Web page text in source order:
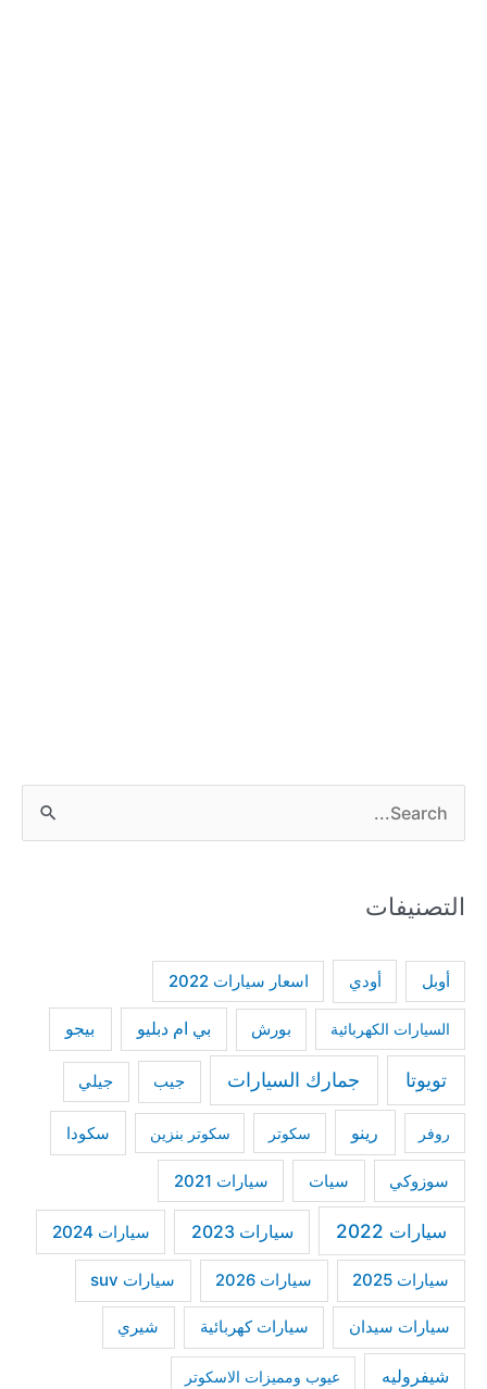
e
r
f
o
:
التصنيفات
أوبل أودي اسعار سيارات 2022
السيارات الكهربائية بورش بي ام دبليو بيجو
تويوتا جمارك السيارات جيب جيلي
روفر رينو سكوتر سكوتر بنزين سكودا
سوزوكي سيات سيارات 2021
سيارات 2022 سيارات 2023 سيارات 2024
سيارات 2025 سيارات 2026 سيارات suv
سيارات سيدان سيارات كهربائية شيري
شيفروليه عيوب ومميزات الاسكوتر